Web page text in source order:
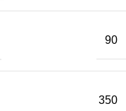
90
350